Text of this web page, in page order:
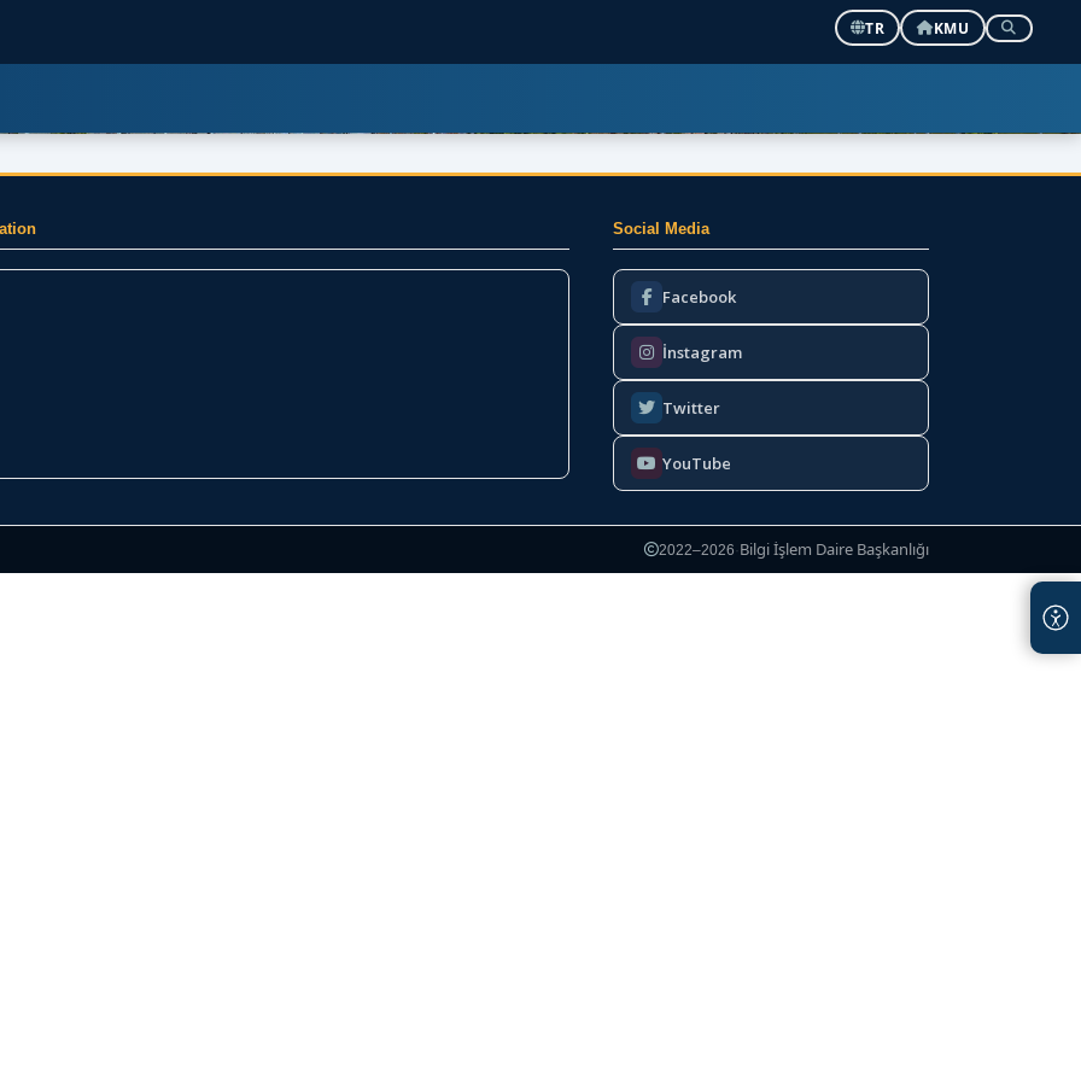
TR
KMU
Social Media
Facebook
İnstagram
Twitter
YouTube
Copyright
2022–2026·Bilgi İşlem Daire Başkanlığı